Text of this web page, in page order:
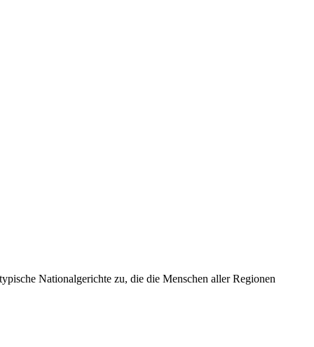
Nationalgerichte zu, die die Menschen aller Regionen